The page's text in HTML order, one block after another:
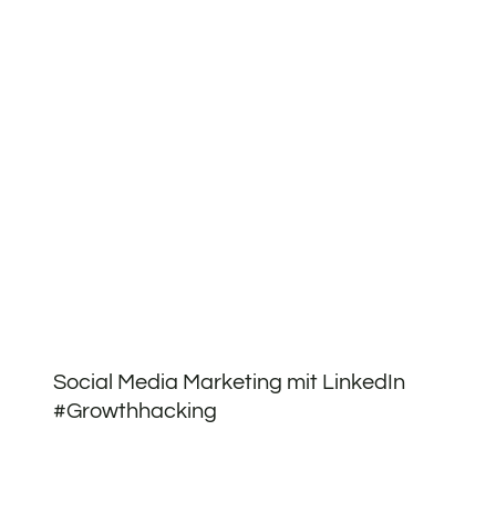
Social Media Marketing mit LinkedIn
#Growthhacking